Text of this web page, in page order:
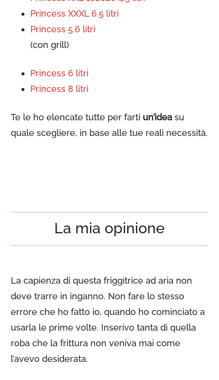
Princess XXXL 6.5 litri
Princess 5.6 litri
(con grill)
Princess 6 litri
Princess 8 litri
Te le ho elencate tutte per farti un’idea su
quale scegliere, in base alle tue reali necessità.
La mia opinione
La capienza di questa friggitrice ad aria non
deve trarre in inganno. Non fare lo stesso
errore che ho fatto io, quando ho cominciato a
usarla le prime volte. Inserivo tanta di quella
roba che la frittura non veniva mai come
l’avevo desiderata.